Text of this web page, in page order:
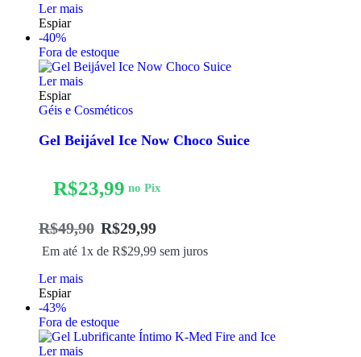
Ler mais
Espiar
-40%
Fora de estoque
Ler mais
Espiar
Géis e Cosméticos
Gel Beijável Ice Now Choco Suice
R$49,90 R$29,99
Em até 1x de R$29,99 sem juros
R$23,99 no Pix
Ler mais
Espiar
-43%
Fora de estoque
Ler mais